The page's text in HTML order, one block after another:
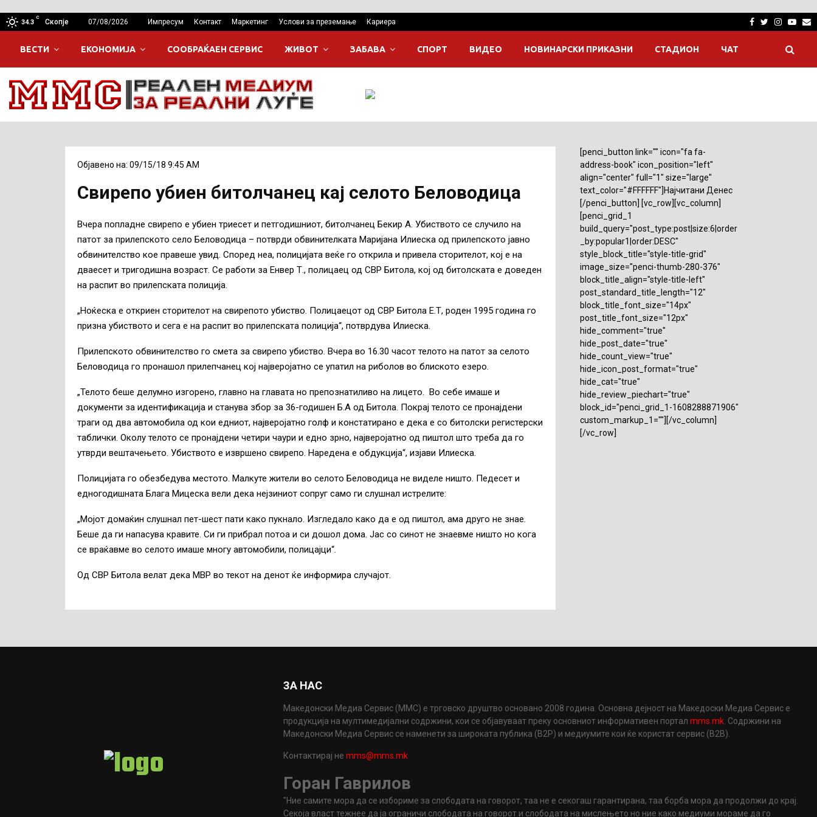
34.3
C
Скопје 07/08/2026 Импресум Контакт Маркетинг Услови за преземање Кариера Facebook
Twitter
ВЕСТИ ЕКОНОМИЈА СООБРАЌАЕН СЕРВИС ЖИВОТ ЗАБАВА СПОРТ ВИДЕО НОВИНАРСКИ ПРИКАЗНИ СТАДИОН ЧАТ
Објавено на: 09/15/18 9:45 AM
Свирепо убиен битолчанец кај селото Беловодица
Вчера попладне свирепо е убиен триесет и петгодишниот, битолчанец Бекир А. Убиството се случило на
патот за прилепското село Беловодица – потврди обвинителката Маријана Илиеска од прилепското јавно
обвинителство кое правеше увид. Според неа, полицијата веќе го открила и привела сторителот, кој е на
дваесет и тригодишна возраст. Се работи за Енвер Т., полицаец од СВР Битола, кој од битолската е доведен
на распит во прилепската полиција.
„Ноќеска е откриен сторителот на свирепото убиство. Полицаецот од СВР Битола Е.Т, роден 1995 година го
призна убиството и сега е на распит во прилепската полиција“, потврдува Илиеска.
Прилепското обвинителство го смета за свирепо убиство. Вчера во 16.30 часот телото на патот за селото
Беловодица го пронашол прилепчанец кој најверојатно се упатил на риболов во блиското езеро.
„Телото беше делумно изгорено, главно на главата но препознатиливо на лицето. Во себе имаше и
документи за идентификација и станува збор за 36-годишен Б.А од Битола. Покрај телото се пронајдени
траги од два автомобила од кои едниот, најверојатно голф и констатирано е дека е со битолски регистерски
таблички. Околу телото се пронајдени четири чаури и едно зрно, најверојатно од пиштол што треба да го
утврди вештачењето. Убиството е извршено свирепо. Наредена е обдукција“, изјави Илиеска.
Полицијата го обезбедува местото. Малкуте жители во селото Беловодица не виделе ништо. Педесет и
едногодишната Блага Мицеска вели дека нејзиниот сопруг само ги слушнал истрелите:
„Мојот домаќин слушнал пет-шест пати како пукнало. Изгледало како да е од пиштол, ама друго не знае.
Беше да ги напасува кравите. Си ги прибрал потоа и си дошол дома. Јас со синот не знаевме ништо но кога
се враќавме во селото имаше многу автомобили, полицајци“.
Од СВР Битола велат дека МВР во текот на денот ќе информира случајот.
[penci_button link="" icon="fa fa-
address-book" icon_position="left"
align="center" full="1" size="large"
text_color="#FFFFFF"]Најчитани Денес
[/penci_button] [vc_row][vc_column]
[penci_grid_1
build_query="post_type:post|size:6|order
_by:popular1|order:DESC"
style_block_title="style-title-grid"
image_size="penci-thumb-280-376"
block_title_align="style-title-left"
post_standard_title_length="12"
block_title_font_size="14px"
post_title_font_size="12px"
hide_comment="true"
hide_post_date="true"
hide_count_view="true"
hide_icon_post_format="true"
hide_cat="true"
hide_review_piechart="true"
block_id="penci_grid_1-1608288871906"
custom_markup_1=""][/vc_column]
[/vc_row]
ЗА НАС
Македонски Медиа Сервис (ММС) е трговско друштво основано 2008 година. Основна дејност на Македоски Медиа Сервис е
продукција на мултимедијални содржини, кои се објавуваат преку основниот информативен порталmms.mk. Содржини на
Македонски Медиа Сервис се наменети за широката публика (B2P) и медиумите кои ќе користат сервис (B2B).
Контактирај неmms@mms.mk
Горан Гаврилов
"Ние самите мора да се избориме за слободата на говорот, таа не е секогаш гарантирана, таа борба мора да продолжи до крај.
Секоја власт тежнее да ја ограничи слободата на говорот и слободата на мислењето но ние како медиуми мораме да го